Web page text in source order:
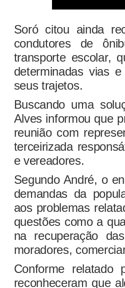
Soró citou ainda
condutores de
transporte escolar,
determinadas vias
seus trajetos.
Buscando uma
Alves informou que
reunião com
terceirizada
e vereadores.
Segundo André, o
demandas da
aos problemas
questões como a
na recuperação
moradores,
Conforme relatado
reconheceram que